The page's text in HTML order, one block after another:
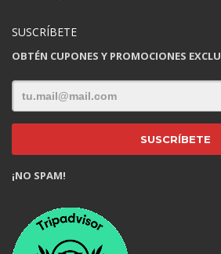
SUSCRÍBETE
OBTÉN CUPONES Y PROMOCIONES
¡NO SPAM!